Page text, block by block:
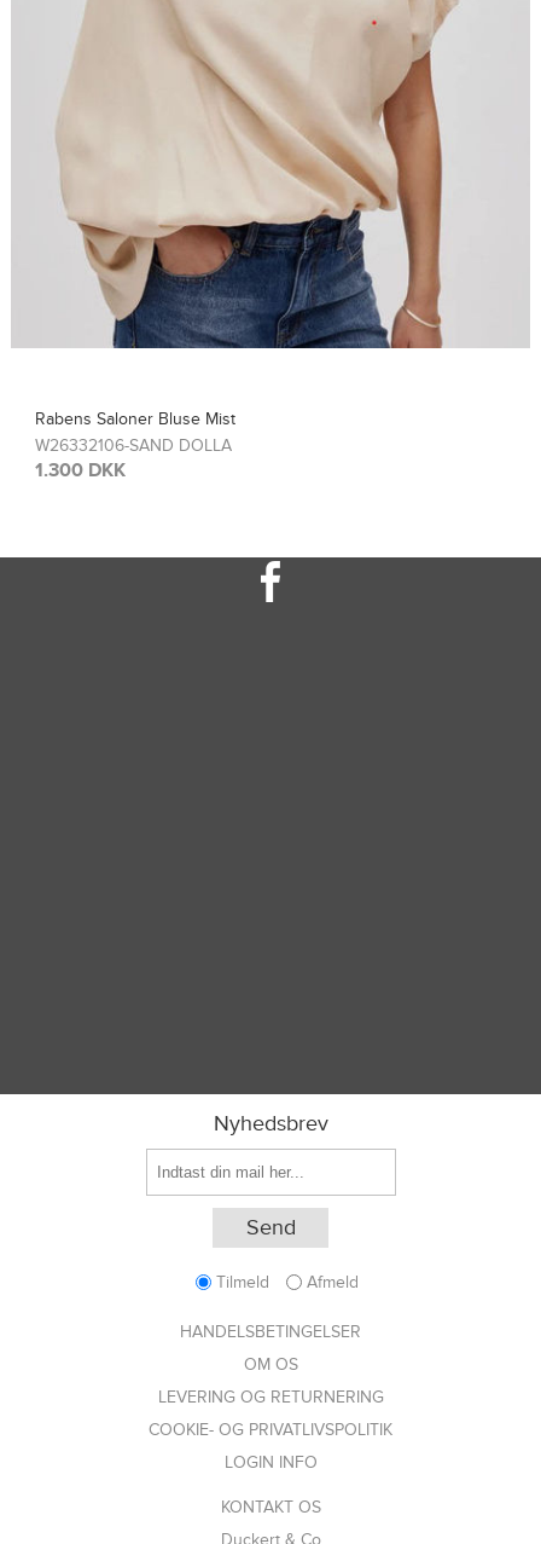
Nyhedsbrev
Tilmeld Afmeld
HANDELSBETINGELSER
OM OS
LEVERING OG RETURNERING
COOKIE- OG PRIVATLIVSPOLITIK
LOGIN INFO
KONTAKT OS
Duckert & Co